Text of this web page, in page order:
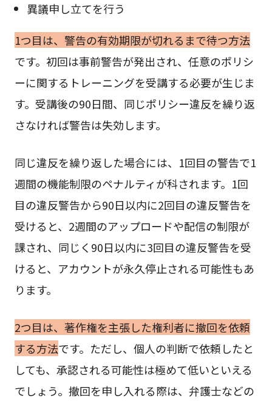
異議申し立てを行う
1つ目は、警告の有効期限が切れるまで待つ方法
です。初回は事前警告が発出され、任意のポリシ
ーに関するトレーニングを受講する必要が生じま
す。受講後の90日間、同じポリシー違反を繰り返
さなければ警告は失効します。
同じ違反を繰り返した場合には、1回目の警告で1
週間の機能制限のペナルティが科されます。1回
目の違反警告から90日以内に2回目の違反警告を
受けると、2週間のアップロードや配信の制限が
課され、同じく90日以内に3回目の違反警告を受
けると、アカウントが永久停止される可能性もあ
ります。
2つ目は、著作権を主張した権利者に撤回を依頼
する方法です。ただし、個人の判断で依頼したと
しても、承認される可能性は極めて低いといえる
でしょう。撤回を申し入れる際は、弁護士などの